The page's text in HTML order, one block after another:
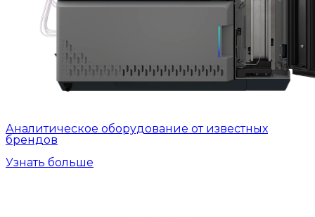
Аналитическое оборудование от известных
брендов
Узнать больше